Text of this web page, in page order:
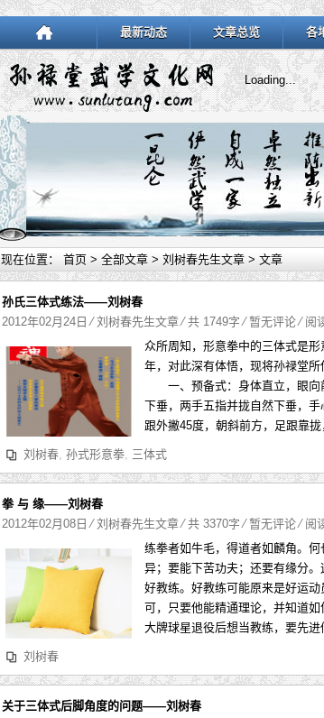
最新动态 文章总览 各
Loading...
现在位置： 首页 > 全部文章 > 刘树春先生文章 > 文章
孙氏三体式练法——刘树春
2012年02月24日 ⁄刘树春先生文章⁄ 共 1749字⁄暂无评论⁄ 阅
众所周知，形意拳中的三体式是
年，对此深有体悟，现将孙禄堂
一、预备式：身体直立，眼向
下垂，两手五指并拢自然下垂，
跟外撇45度，朝斜前方，足跟靠
刘树春, 孙式形意拳, 三体式
拳 与 缘——刘树春
2012年02月08日 ⁄刘树春先生文章⁄ 共 3370字⁄暂无评论⁄ 阅
练拳者如牛毛，得道者如麟角。
异；要能下苦功夫；还要有缘分
好教练。好教练可能原来是好运
可，只要他能精通理论，并知道
大牌球星退役后想当教练，要先
刘树春
关于三体式后脚角度的问题——刘树春